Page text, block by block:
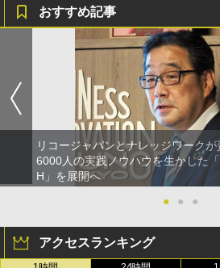
おすすめ記事
リコージャパンとナレッジワーク
6000人の実践ノウハウを生かした
H」を展開へ
●
● ●
アクセスランキング